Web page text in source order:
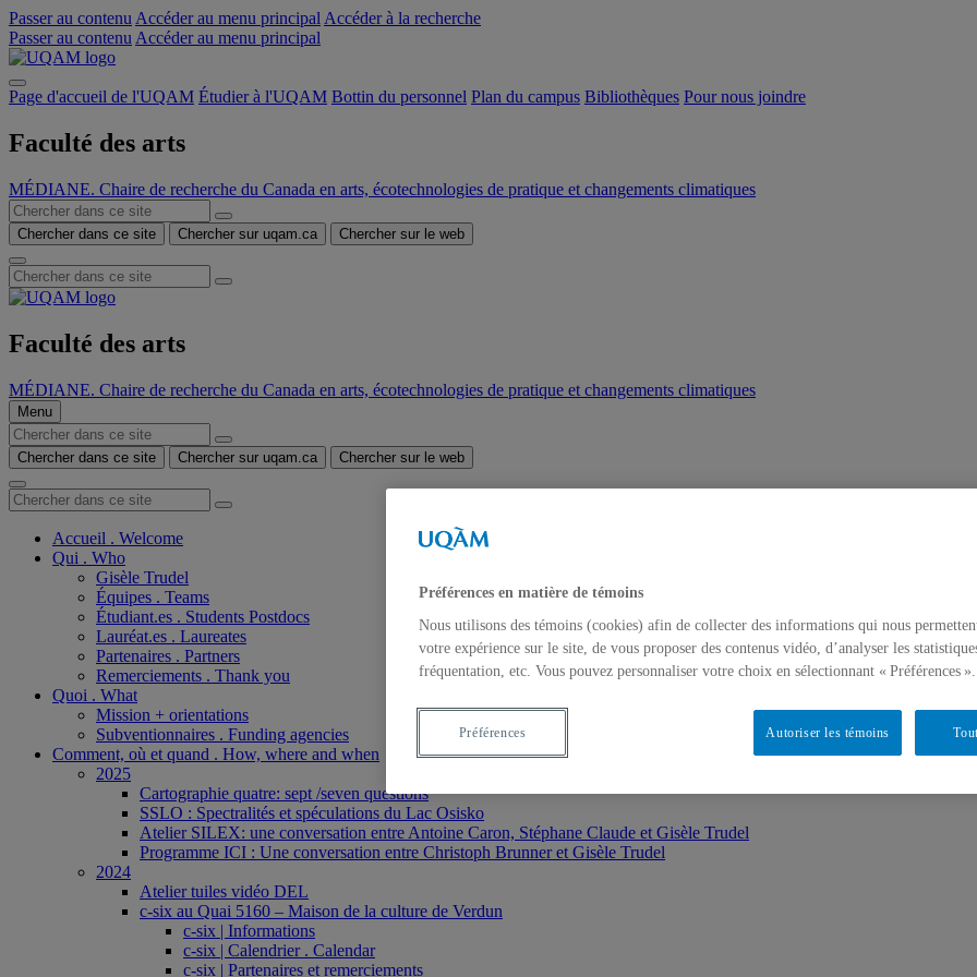
Passer au contenu Accéder au menu principal Accéder à la recherche
Passer au contenu Accéder au menu principal
Page d'accueil de l'UQAM Étudier à l'UQAM Bottin du personnel Plan du campus Bibliothèques Pour nous joindre
Faculté des arts
MÉDIANE. Chaire de recherche du Canada en arts, écotechnologies de pratique et changements climatiques
Chercher dans ce site Chercher sur uqam.ca Chercher sur le web
Faculté des arts
MÉDIANE. Chaire de recherche du Canada en arts, écotechnologies de pratique et changements climatiques
Menu
Chercher dans ce site Chercher sur uqam.ca Chercher sur le web
Accueil . Welcome
Qui . Who
Gisèle Trudel
Équipes . Teams
Étudiant.es . Students Postdocs
Lauréat.es . Laureates
Partenaires . Partners
Remerciements . Thank you
Quoi . What
Mission + orientations
Subventionnaires . Funding agencies
Comment, où et quand . How, where and when
2025
Cartographie quatre: sept /seven questions
SSLO : Spectralités et spéculations du Lac Osisko
Atelier SILEX: une conversation entre Antoine Caron, Stéphane Claude et Gisèle Trudel
Programme ICI : Une conversation entre Christoph Brunner et Gisèle Trudel
2024
Atelier tuiles vidéo DEL
c-six au Quai 5160 – Maison de la culture de Verdun
c-six | Informations
c-six | Calendrier . Calendar
c-six | Partenaires et remerciements
Préférences en matière de témoins
Nous utilisons des témoins (cookies) afin de collecter des informations qui nous
votre expérience sur le site, de vous proposer des contenus vidéo, d’analyser les
fréquentation, etc. Vous pouvez personnaliser votre choix en sélectionnant « Préférences ».
Autoriser les témoins
Préférences